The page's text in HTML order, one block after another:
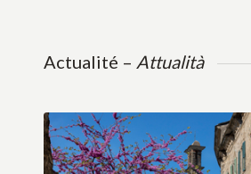
Actualité – Attualità